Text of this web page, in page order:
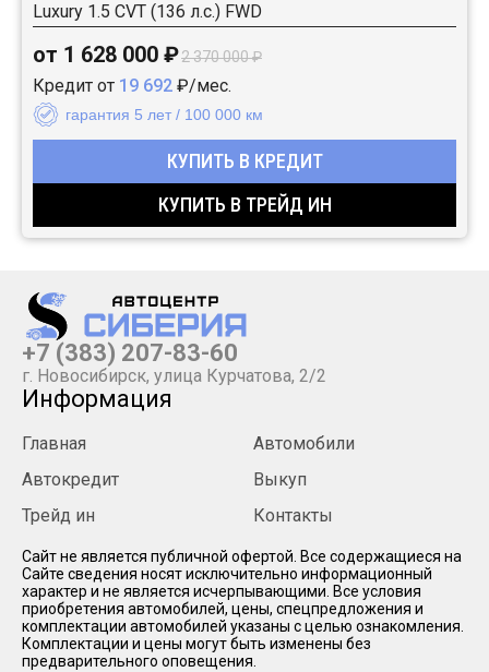
Luxury 1.5 CVT (136 л.с.) FWD
от 1 628 000 ₽2 370 000 ₽
Кредит от 19 692 ₽/мес.
гарантия 5 лет / 100 000 км
КУПИТЬ В КРЕДИТ
КУПИТЬ В ТРЕЙД ИН
+7 (383) 207-83-60
г. Новосибирск, улица Курчатова, 2/2
Информация
Главная
Автомобили
Автокредит
Выкуп
Трейд ин
Контакты
Cайт не является публичной офертой. Все содержащиеся на
Сайте сведения носят исключительно информационный
характер и не является исчерпывающими. Все условия
приобретения автомобилей, цены, спецпредложения и
комплектации автомобилей указаны с целью ознакомления.
Комплектации и цены могут быть изменены без
предварительного оповещения.